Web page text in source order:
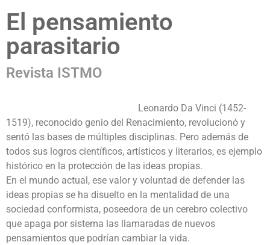
El pensamiento
parasitario
Revista ISTMO
Leonardo Da Vinci (1452-
1519), reconocido genio del Renacimiento, revolucionó y
sentó las bases de múltiples disciplinas. Pero además de
todos sus logros científicos, artísticos y literarios, es ejemplo
histórico en la protección de las ideas propias.
En el mundo actual, ese valor y voluntad de defender las
ideas propias se ha disuelto en la mentalidad de una
sociedad conformista, poseedora de un cerebro colectivo
que apaga por sistema las llamaradas de nuevos
pensamientos que podrían cambiar la vida.